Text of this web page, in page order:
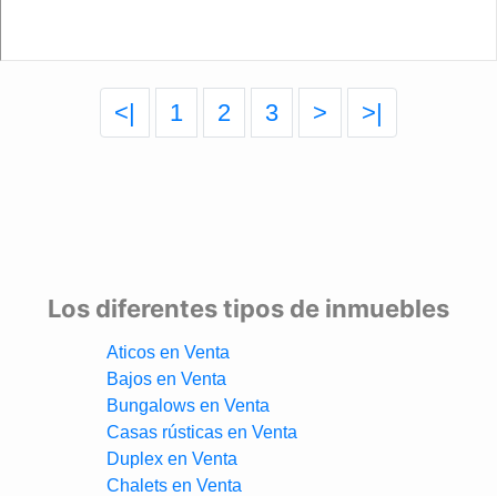
<| 1 2 3 > >|
Los diferentes tipos de inmuebles
Aticos en Venta
Bajos en Venta
Bungalows en Venta
Casas rústicas en Venta
Duplex en Venta
Chalets en Venta